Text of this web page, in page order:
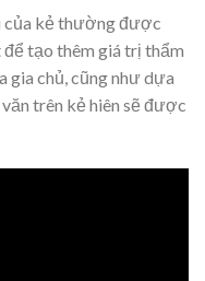
của kẻ thường được
để tạo thêm giá trị thẩm
gia chủ, cũng như dựa
trên kẻ hiên sẽ được